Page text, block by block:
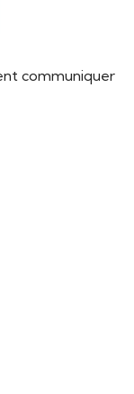
communiquer